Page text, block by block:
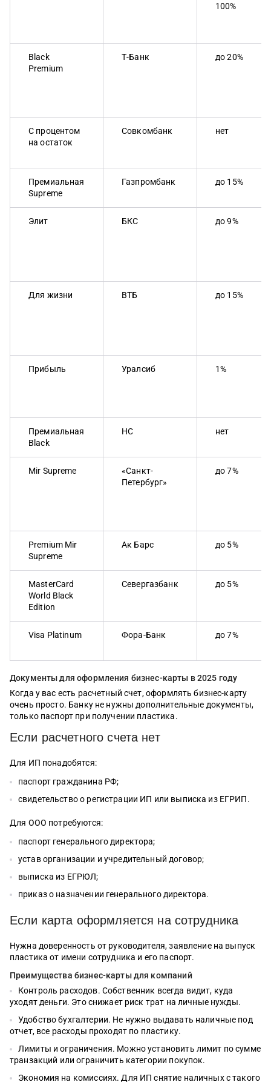
100%
Black
Premium
Т-Банк до 20%
С процентом
на остаток
Совкомбанк нет
Премиальная
Supreme
Газпромбанк до 15%
Элит БКС до 9%
Для жизни ВТБ до 15%
Прибыль Уралсиб 1%
Премиальная
Black
НС нет
Mir Supreme
«Санкт-
Петербург»
до 7%
Premium Mir
Supreme
Ак Барс до 5%
MasterCard
World Black
Edition
Севергазбанк до 5%
Visa Platinum Фора-Банк до 7%
Документы для оформления бизнес-карты в 2025 году
Когда у вас есть расчетный счет, оформлять бизнес-карту
очень просто. Банку не нужны дополнительные документы,
только паспорт при получении пластика.
Если расчетного счета нет
Для ИП понадобятся:
паспорт гражданина РФ;
свидетельство о регистрации ИП или выписка из ЕГРИП.
Для ООО потребуются:
паспорт генерального директора;
устав организации и учредительный договор;
выписка из ЕГРЮЛ;
приказ о назначении генерального директора.
Если карта оформляется на сотрудника
Нужна доверенность от руководителя, заявление на выпуск
пластика от имени сотрудника и его паспорт.
Преимущества бизнес-карты для компаний
Контроль расходов. Собственник всегда видит, куда
уходят деньги. Это снижает риск трат на личные нужды.
Удобство бухгалтерии. Не нужно выдавать наличные под
отчет, все расходы проходят по пластику.
Лимиты и ограничения. Можно установить лимит по сумме
транзакций или ограничить категории покупок.
Экономия на комиссиях. Для ИП снятие наличных с такого